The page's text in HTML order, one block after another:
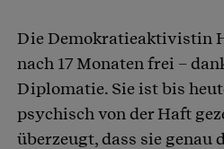
Die Demokratieaktivistin
nach 17 Monaten frei –
Diplomatie. Sie ist bis
psychisch von der Haft
überzeugt, dass sie genau